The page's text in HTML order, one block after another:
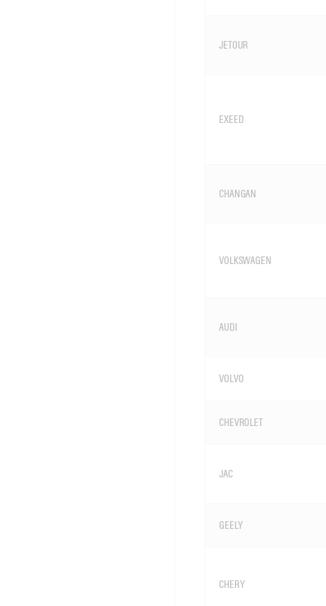
JETOUR
EXEED
CHANGAN
VOLKSWAGEN
AUDI
VOLVO
CHEVROLET
JAC
GEELY
CHERY